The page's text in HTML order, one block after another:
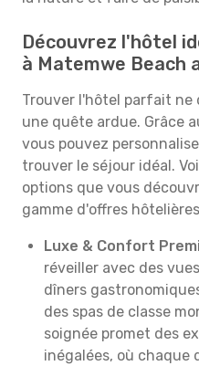
Découvrez l'hôtel
à Matemwe Beach
Trouver l'hôtel parfait ne
une quête ardue. Grâce
vous pouvez
trouver le séjour idéal.
options que vous
gamme d'offres
Luxe & Confort
réveiller avec des
dîners
des spas de classe
soignée promet des
inégalées, où